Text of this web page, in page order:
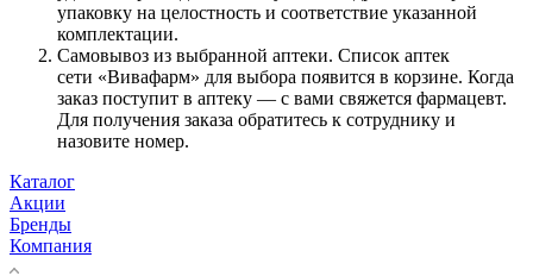
упаковку на целостность и соответствие указанной
комплектации.
Самовывоз из выбранной аптеки. Список аптек
сети «Вивафарм» для выбора появится в корзине. Когда
заказ поступит в аптеку — с вами свяжется фармацевт.
Для получения заказа обратитесь к сотруднику и
назовите номер.
Каталог
Акции
Бренды
Компания